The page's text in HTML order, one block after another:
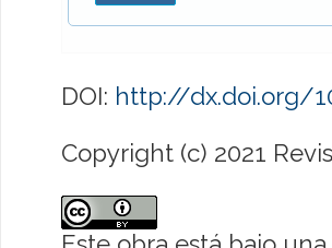
DOI: http://dx.doi.org/
Copyright (c) 2021